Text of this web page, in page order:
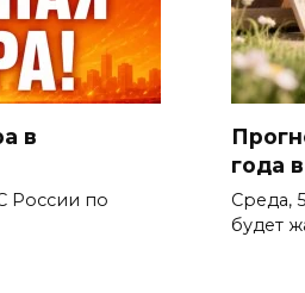
в
России по
года
Среда,
будет